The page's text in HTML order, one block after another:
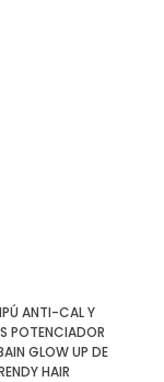
ANTI-CAL Y
POTENCIADOR
GLOW UP DE
HAIR